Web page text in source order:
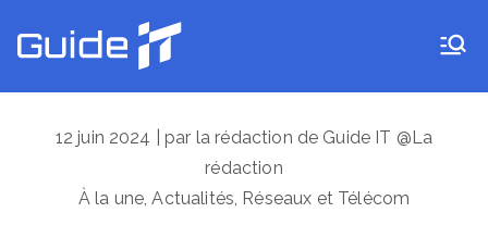
au
12 juin 2024 | par la rédaction de Guide IT @La
rédaction
À la une,Actualités, Réseaux et Télécom